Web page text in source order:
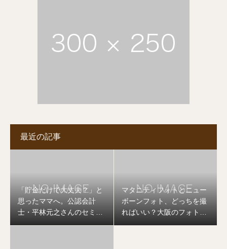
最近の記事
「貯金だけで大丈夫？」と
思ったママへ。公認会計
士・平林元之さんのセミナ
マタニティフォトとニュー
ボーンフォト、どっちを撮
ればいい？大阪のフォトグ